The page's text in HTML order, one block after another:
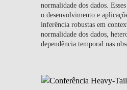
normalidade dos dados.
o desenvolvimento e
inferência robustas em
normalidade dos dados,
dependência temporal nas